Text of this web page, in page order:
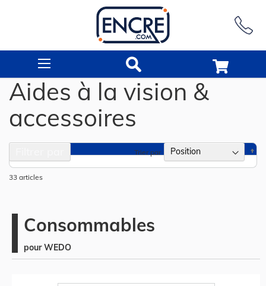
Aides à la vision &
accessoires
33 articles
Trier par
Consommables
pour WEDO